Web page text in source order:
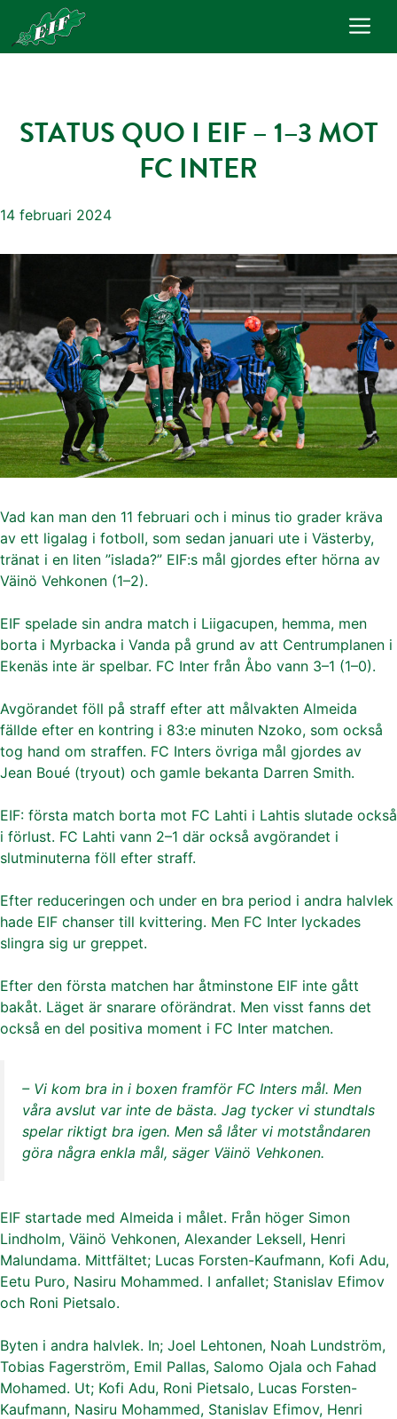
innehåll
STATUS QUO I EIF – 1–3 MOT
FC INTER
14 februari 2024
Vad kan man den 11 februari och i minus tio grader kräva
av ett ligalag i fotboll, som sedan januari ute i Västerby,
tränat i en liten ”islada?” EIF:s mål gjordes efter hörna av
Väinö Vehkonen (1–2).
EIF spelade sin andra match i Liigacupen, hemma, men
borta i Myrbacka i Vanda på grund av att Centrumplanen i
Ekenäs inte är spelbar. FC Inter från Åbo vann 3–1 (1–0).
Avgörandet föll på straff efter att målvakten Almeida
fällde efter en kontring i 83:e minuten Nzoko, som också
tog hand om straffen. FC Inters övriga mål gjordes av
Jean Boué (tryout) och gamle bekanta Darren Smith.
EIF: första match borta mot FC Lahti i Lahtis slutade också
i förlust. FC Lahti vann 2–1 där också avgörandet i
slutminuterna föll efter straff.
Efter reduceringen och under en bra period i andra halvlek
hade EIF chanser till kvittering. Men FC Inter lyckades
slingra sig ur greppet.
Efter den första matchen har åtminstone EIF inte gått
bakåt. Läget är snarare oförändrat. Men visst fanns det
också en del positiva moment i FC Inter matchen.
– Vi kom bra in i boxen framför FC Inters mål. Men
våra avslut var inte de bästa. Jag tycker vi stundtals
spelar riktigt bra igen. Men så låter vi motståndaren
göra några enkla mål, säger Väinö Vehkonen.
EIF startade med Almeida i målet. Från höger Simon
Lindholm, Väinö Vehkonen, Alexander Leksell, Henri
Malundama. Mittfältet; Lucas Forsten-Kaufmann, Kofi Adu,
Eetu Puro, Nasiru Mohammed. I anfallet; Stanislav Efimov
och Roni Pietsalo.
Byten i andra halvlek. In; Joel Lehtonen, Noah Lundström,
Tobias Fagerström, Emil Pallas, Salomo Ojala och Fahad
Mohamed. Ut; Kofi Adu, Roni Pietsalo, Lucas Forsten-
Kaufmann, Nasiru Mohammed, Stanislav Efimov, Henri